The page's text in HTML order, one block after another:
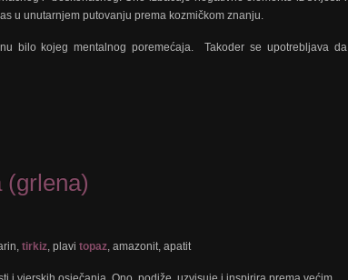
u unutarnjem putovanju prema kozmičkom znanju.
bilo kojeg mentalnog poremećaja. Takoder se upotrebljava da
tirkiz, plavi topaz, amazonit, apatit